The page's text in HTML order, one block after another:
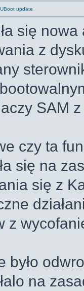
update
się
z
SAM
czy ta
się na
się z
z
było
na